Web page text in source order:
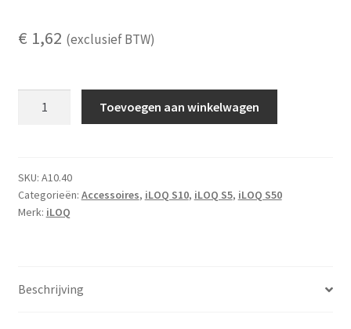
€ 1,62 (exclusief BTW)
32,5mm,
In
te
Toevoegen aan winkelwagen
SKU: A10.40
Categorieën: Accessoires, iLOQ S10, iLOQ S5, iLOQ S50
Merk: iLOQ
Beschrijving